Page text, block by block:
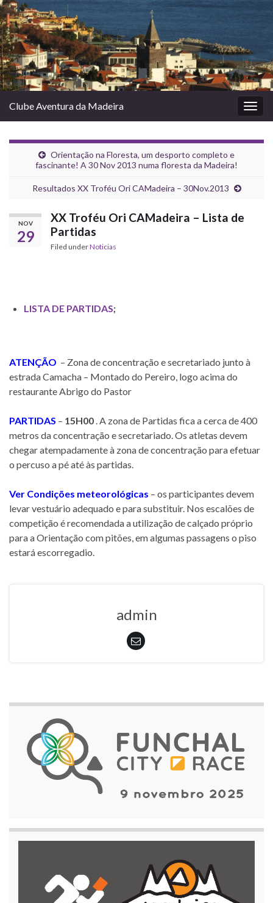
Clube Aventura da Madeira
Orientação na Floresta, um desporto completo e
fascinante! A 30 Nov 2013 numa floresta da Madeira!
Resultados XX Troféu Ori CAMadeira – 30Nov.2013
NOV
29
XX Troféu Ori CAMadeira – Lista de
Partidas
Filed underNoticias
LISTA DE PARTIDAS;
ATENÇÃO – Zona de concentração e secretariado junto à
estrada Camacha – Montado do Pereiro, logo acima do
restaurante Abrigo do Pastor
PARTIDAS – 15H00 . A zona de Partidas fica a cerca de 400
metros da concentração e secretariado. Os atletas devem
chegar atempadamente à zona de concentração para efetuar
o percuso a pé até às partidas.
Ver Condições meteorológicas – os participantes devem
levar vestuário adequado e para substituir. Nos escalões de
competição é recomendada a utilização de calçado próprio
para a Orientação com pitões, em algumas passagens o piso
estará escorregadio.
admin